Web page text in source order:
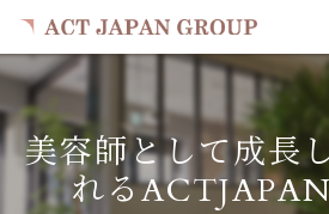
美容師として成長
れる